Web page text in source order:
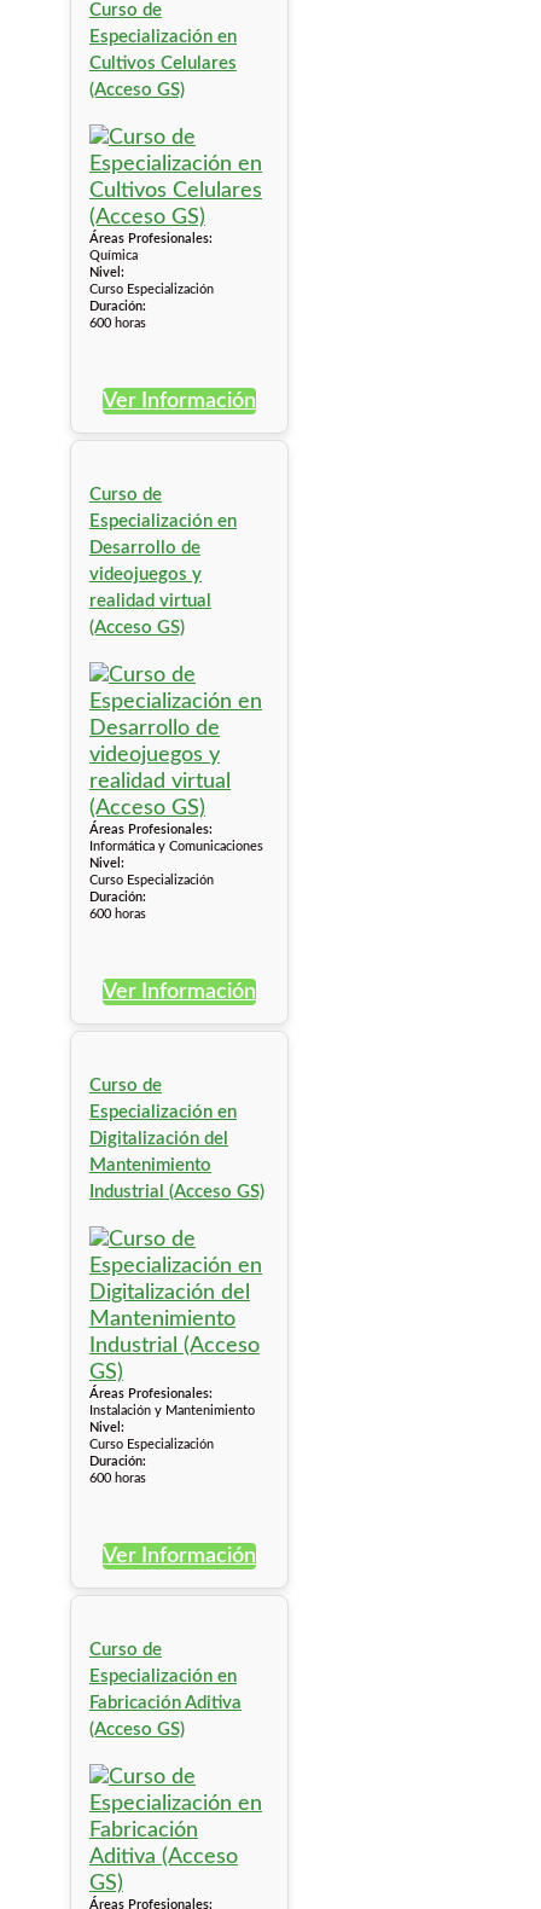
Curso de
Especialización en
Cultivos Celulares
(Acceso GS)
Áreas Profesionales:
Química
Nivel:
Curso Especialización
Duración:
600 horas
Ver Información
Curso de
Especialización en
Desarrollo de
videojuegos y
realidad virtual
(Acceso GS)
Áreas Profesionales:
Informática y Comunicaciones
Nivel:
Curso Especialización
Duración:
600 horas
Ver Información
Curso de
Especialización en
Digitalización del
Mantenimiento
Industrial (Acceso GS)
Áreas Profesionales:
Instalación y Mantenimiento
Nivel:
Curso Especialización
Duración:
600 horas
Ver Información
Curso de
Especialización en
Fabricación Aditiva
(Acceso GS)
Áreas Profesionales: